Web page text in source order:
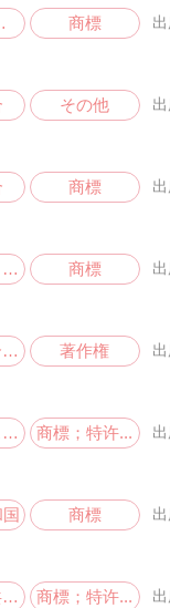
合 商標
その他
商標
デンマーク王国 商標
アメリカ合衆国 著作権
ウズベキスタン共和国 商標；特许...
商標
フランス共和国 商標；特许...